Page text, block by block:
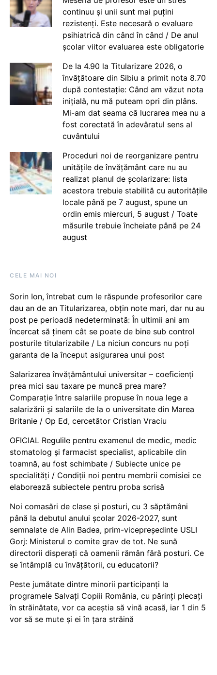
continuu și unii sunt mai puțini
rezistenți. Este necesară o evaluare
psihiatrică din când în când / De anul
școlar viitor evaluarea este obligatorie
De la 4.90 la Titularizare 2026, o
învățătoare din Sibiu a primit nota 8.70
după contestație: Când am văzut nota
inițială, nu mă puteam opri din plâns.
Mi-am dat seama că lucrarea mea nu a
fost corectată în adevăratul sens al
cuvântului
Proceduri noi de reorganizare pentru
unitățile de învățământ care nu au
realizat planul de școlarizare: lista
acestora trebuie stabilită cu autoritățile
locale până pe 7 august, spune un
ordin emis miercuri, 5 august / Toate
măsurile trebuie încheiate până pe 24
august
CELE MAI NOI
Sorin Ion, întrebat cum le răspunde profesorilor care
dau an de an Titularizarea, obțin note mari, dar nu au
post pe perioadă nedeterminată: În ultimii ani am
încercat să ținem cât se poate de bine sub control
posturile titularizabile / La niciun concurs nu poți
garanta de la început asigurarea unui post
Salarizarea învățământului universitar – coeficienți
prea mici sau taxare pe muncă prea mare?
Comparație între salariile propuse în noua lege a
salarizării și salariile de la o universitate din Marea
Britanie / Op Ed, cercetător Cristian Vraciu
OFICIAL Regulile pentru examenul de medic, medic
stomatolog și farmacist specialist, aplicabile din
toamnă, au fost schimbate / Subiecte unice pe
specialități / Condiții noi pentru membrii comisiei ce
elaborează subiectele pentru proba scrisă
Noi comasări de clase și posturi, cu 3 săptămâni
până la debutul anului școlar 2026-2027, sunt
semnalate de Alin Badea, prim-vicepreședinte USLI
Gorj: Ministerul o comite grav de tot. Ne sună
directorii disperați că oamenii rămân fără posturi. Ce
se întâmplă cu învățătorii, cu educatorii?
Peste jumătate dintre minorii participanți la
programele Salvați Copiii România, cu părinți plecați
în străinătate, vor ca aceștia să vină acasă, iar 1 din 5
vor să se mute și ei în țara străină